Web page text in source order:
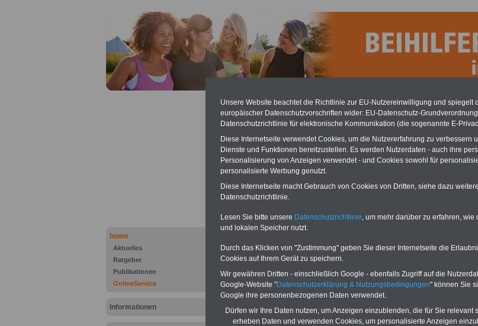
home
Aktuelles
Ratgeber
Publikationen
OnlineService
Informationen
Beihilferecht: OnlineService für nur 10 Euro im Jahr
herunterladen
Privathaftpflicht-Versicherung
Zu Indikationen von A bis Z undausgewählten Kliniken
Unsere Website beachtet die Richtlinie zur EU-Nutzereinwilligung und spiegelt
europäischer Datenschutzvorschriften wider: EU-Datenschutz-
Datenschutzrichtlinie für elektronische Kommunikation (die sogenannte E-
Diese Internetseite verwendet Cookies, um die Nutzererfahrung zu verbessern
Dienste und Funktionen bereitzustellen. Es werden Nutzerdaten - auch ihre
Personalisierung von Anzeigen verwendet - und Cookies sowohl für
personalisierte Werbung genutzt.
Diese Internetseite macht Gebrauch von Cookies von Dritten, siehe dazu
Datenschutzrichtlinie.
Lesen Sie bitte unsere Datenschutzrichtlinie , um mehr darüber zu erfahren,
und lokalen Speicher nutzt.
Durch das Klicken von "Zustimmung" geben Sie dieser Internetseite die
Cookies auf Ihrem Gerät zu speichern.
Wir gewähren Dritten - einschließlich Google - ebenfalls Zugriff auf die
Google-Website "Datenschutzerklärung & Nutzungsbedingungen" können Sie
Google ihre personenbezogenen Daten verwendet.
Dürfen wir Ihre Daten nutzen, um Anzeigen einzublenden, die für Sie relevant
erheben Daten und verwenden Cookies, um personalisierte Anzeigen